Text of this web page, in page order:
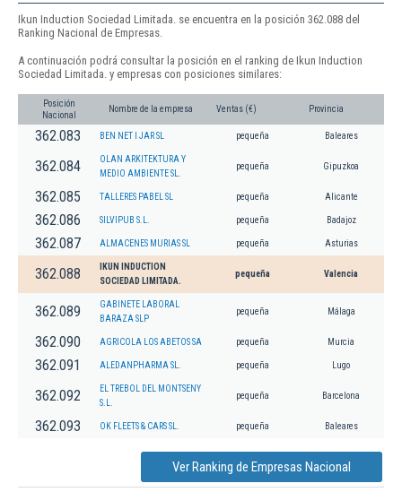
Ikun Induction Sociedad Limitada. se encuentra en la posición 362.088 del
Ranking Nacional de Empresas.
A continuación podrá consultar la posición en el ranking de Ikun Induction
Sociedad Limitada. y empresas con posiciones similares:
Posición
Nacional
Nombre de la empresa Ventas (€) Provincia
362.083 BEN NET I JAR SL pequeña Baleares
362.084
OLAN ARKITEKTURA Y
MEDIO AMBIENTE SL.
pequeña Gipuzkoa
362.085 TALLERES PABEL SL pequeña Alicante
362.086 SILVIPUB S.L. pequeña Badajoz
362.087 ALMACENES MURIAS SL pequeña Asturias
362.088
IKUN INDUCTION
SOCIEDAD LIMITADA.
pequeña Valencia
362.089
GABINETE LABORAL
BARAZA SLP
pequeña Málaga
362.090 AGRICOLA LOS ABETOS SA pequeña Murcia
362.091 ALEDANPHARMA SL. pequeña Lugo
362.092
EL TREBOL DEL MONTSENY
S.L.
pequeña Barcelona
362.093 OK FLEETS & CARS SL. pequeña Baleares
Ver Ranking de Empresas Nacional